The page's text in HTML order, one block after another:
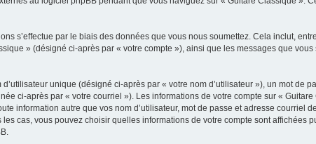
s’effectue par le biais des données que vous nous soumettez. Cela inclut,
» (désigné ci-après par « votre compte »), ainsi que les messages que
unique (désigné ci-après par « votre nom d’utilisateur »), un mot
ci-après par « votre courriel »). Les informations de votre compte sur «
information autre que vos nom d’utilisateur, mot de passe et adresse courriel
cas, vous pouvez choisir quelles informations de votre compte sont